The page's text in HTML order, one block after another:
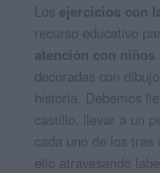
Los ejercicios con
recurso educativo
atención con niños
decoradas con
historia. Debemos
castillo, llevar a un
cada uno de los tres
ello atravesando